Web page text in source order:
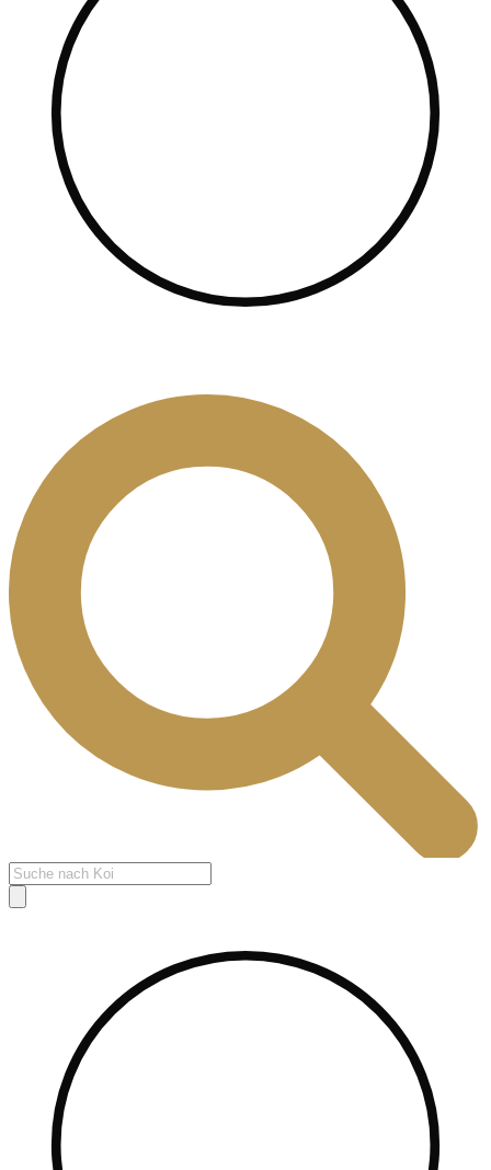
Products
search